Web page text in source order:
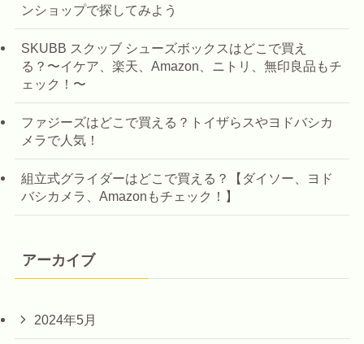
ンショップで探してみよう
SKUBB スクッブ シューズボックスはどこで買え
る？〜イケア、楽天、Amazon、ニトリ、無印良品もチ
ェック！〜
ファジーズはどこで買える？トイザらスやヨドバシカ
メラで人気！
組立式グライダーはどこで買える？【ダイソー、ヨド
バシカメラ、Amazonもチェック！】
アーカイブ
2024年5月